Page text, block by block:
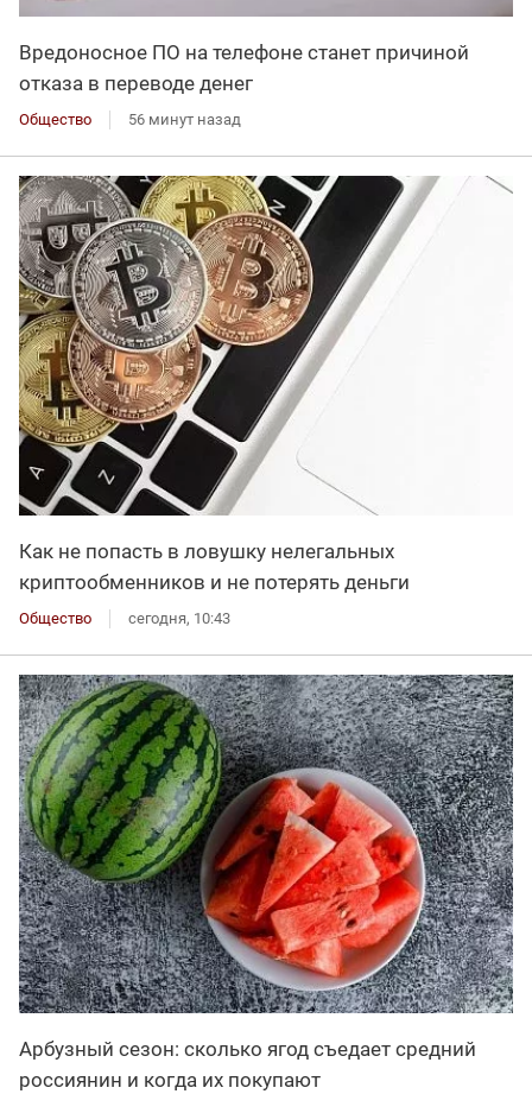
Вредоносное ПО на телефоне станет причиной
отказа в переводе денег
Общество 56 минут назад
Как не попасть в ловушку нелегальных
криптообменников и не потерять деньги
Общество сегодня, 10:43
Арбузный сезон: сколько ягод съедает средний
россиянин и когда их покупают